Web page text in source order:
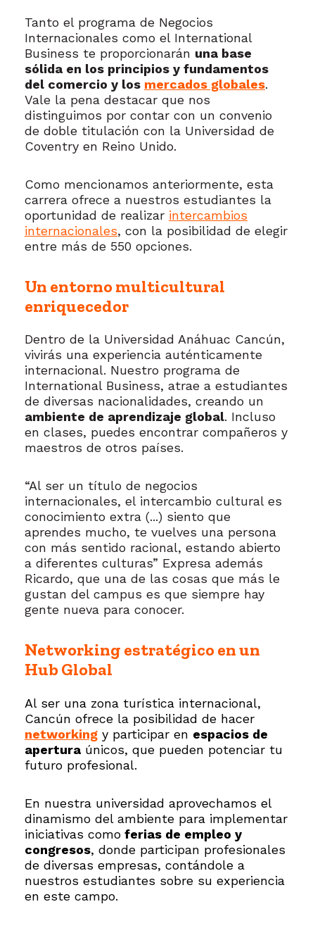
Tanto el programa de Negocios
Internacionales como el International
Business te proporcionarán una base
sólida en los principios y fundamentos
del comercio y los mercados globales.
Vale la pena destacar que nos
distinguimos por contar con un convenio
de doble titulación con la Universidad de
Coventry en Reino Unido.
Como mencionamos anteriormente, esta
carrera ofrece a nuestros estudiantes la
oportunidad de realizar intercambios
internacionales, con la posibilidad de elegir
entre más de 550 opciones.
Un entorno multicultural
enriquecedor
Dentro de la Universidad Anáhuac Cancún,
vivirás una experiencia auténticamente
internacional. Nuestro programa de
International Business, atrae a estudiantes
de diversas nacionalidades, creando un
ambiente de aprendizaje global. Incluso
en clases, puedes encontrar compañeros y
maestros de otros países.
“Al ser un título de negocios
internacionales, el intercambio cultural es
conocimiento extra (...) siento que
aprendes mucho, te vuelves una persona
con más sentido racional, estando abierto
a diferentes culturas” Expresa además
Ricardo, que una de las cosas que más le
gustan del campus es que siempre hay
gente nueva para conocer.
Networking estratégico en un
Hub Global
Al ser una zona turística internacional,
Cancún ofrece la posibilidad de hacer
networking y participar en espacios de
apertura únicos, que pueden potenciar tu
futuro profesional.
En nuestra universidad aprovechamos el
dinamismo del ambiente para implementar
iniciativas como ferias de empleo y
congresos, donde participan profesionales
de diversas empresas, contándole a
nuestros estudiantes sobre su experiencia
en este campo.